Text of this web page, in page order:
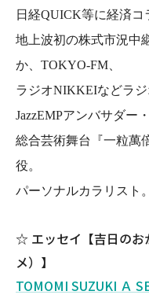
日経QUICK等に経済コ
地上波初の株式市況中
か、TOKYO-FM、
ラジオNIKKEIなどラジ
JazzEMPアンバサダー
総合芸術舞台『一粒萬
役。
パーソナルカラリスト。
☆ エッセイ【吉日のお
メ）】
TOMOMI SUZUKI Ａ